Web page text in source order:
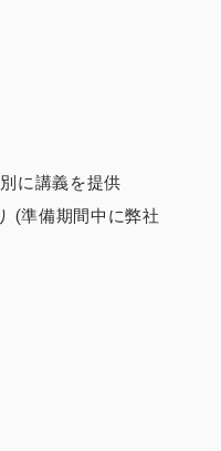
に講義を提供
(準備期間中に弊社